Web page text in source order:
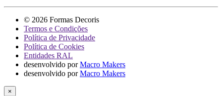
© 2026 Formas Decoris
Termos e Condições
Política de Privacidade
Política de Cookies
Entidades RAL
desenvolvido porMacro Makers
desenvolvido porMacro Makers
×